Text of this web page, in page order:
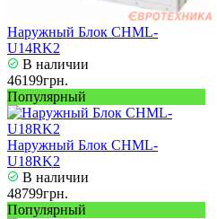
Наружный Блок CHML-
U14RK2
В наличии
46199грн.
Популярный
Наружный Блок CHML-
U18RK2
В наличии
48799грн.
Популярный